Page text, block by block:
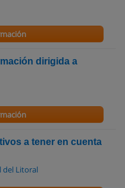
dirigida a
a tener en cuenta
del Litoral